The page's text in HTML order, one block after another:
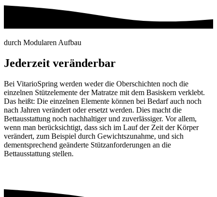
durch Modularen Aufbau
Jederzeit veränderbar
Bei VitarioSpring werden weder die Oberschichten noch die
einzelnen Stützelemente der Matratze mit dem Basiskern verklebt.
Das heißt: Die einzelnen Elemente können bei Bedarf auch noch
nach Jahren verändert oder ersetzt werden. Dies macht die
Bettausstattung noch nachhaltiger und zuverlässiger. Vor allem,
wenn man berücksichtigt, dass sich im Lauf der Zeit der Körper
verändert, zum Beispiel durch Gewichtszunahme, und sich
dementsprechend geänderte Stützanforderungen an die
Bettausstattung stellen.